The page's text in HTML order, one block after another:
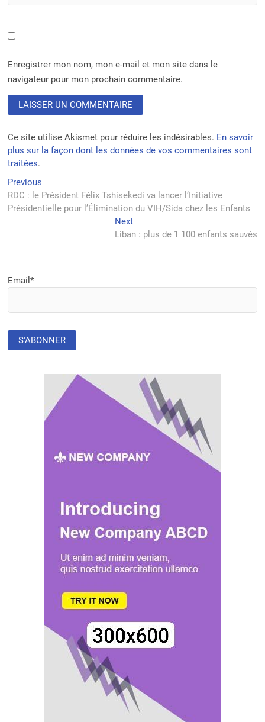
Enregistrer mon nom, mon e-mail et mon site dans le
navigateur pour mon prochain commentaire.
Ce site utilise Akismet pour réduire les indésirables. En savoir
plus sur la façon dont les données de vos commentaires sont
traitées.
Navigation
de
Previous
post:
RDC : le Président Félix Tshisekedi va lancer l’Initiative
Présidentielle pour l’Élimination du VIH/Sida chez les Enfants
NextNext
post:
Liban : plus de 1 100 enfants sauvés
Email*